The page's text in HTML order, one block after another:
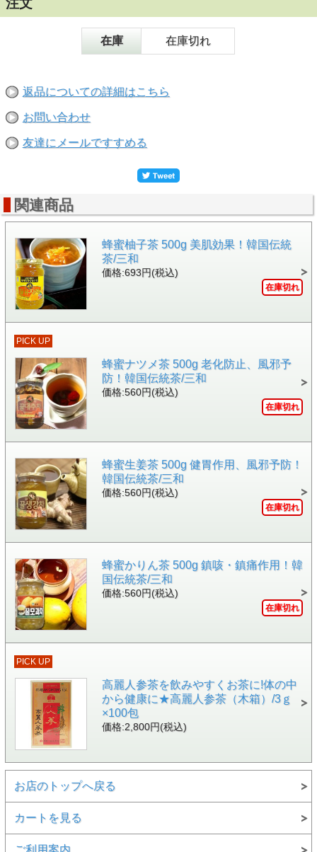
注文
在庫 在庫切れ
返品についての詳細はこちら
お問い合わせ
友達にメールですすめる
関連商品
蜂蜜柚子茶 500g 美肌効果！韓国伝統
茶/三和
価格:693円(税込)
在庫切れ
PICK UP
蜂蜜ナツメ茶 500g 老化防止、風邪予
防！韓国伝統茶/三和
価格:560円(税込)
在庫切れ
蜂蜜生姜茶 500g 健胃作用、風邪予防！
韓国伝統茶/三和
価格:560円(税込)
在庫切れ
蜂蜜かりん茶 500g 鎮咳・鎮痛作用！韓
国伝統茶/三和
価格:560円(税込)
在庫切れ
PICK UP
高麗人参茶を飲みやすくお茶に!体の中
から健康に★高麗人参茶（木箱）/3ｇ
×100包
価格:2,800円(税込)
お店のトップへ戻る
カートを見る
ご利用案内